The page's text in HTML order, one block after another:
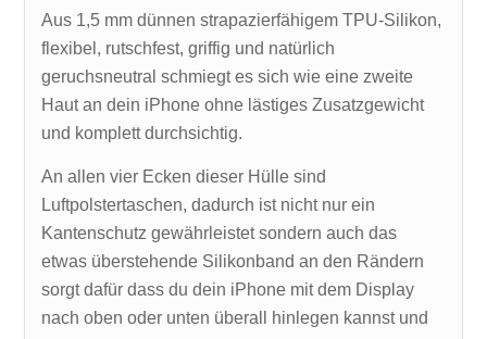
Aus 1,5 mm dünnen strapazierfähigem TPU-Silikon,
flexibel, rutschfest, griffig und natürlich
geruchsneutral schmiegt es sich wie eine zweite
Haut an dein iPhone ohne lästiges Zusatzgewicht
und komplett durchsichtig.
An allen vier Ecken dieser Hülle sind
Luftpolstertaschen, dadurch ist nicht nur ein
Kantenschutz gewährleistet sondern auch das
etwas überstehende Silikonband an den Rändern
sorgt dafür dass du dein iPhone mit dem Display
nach oben oder unten überall hinlegen kannst und